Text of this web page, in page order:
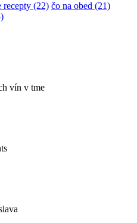
recepty (22) čo na obed (21)
vín v tme